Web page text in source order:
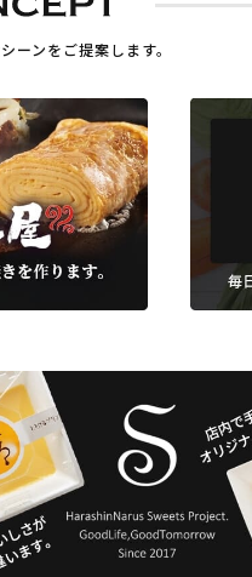
ーンをご提案します。